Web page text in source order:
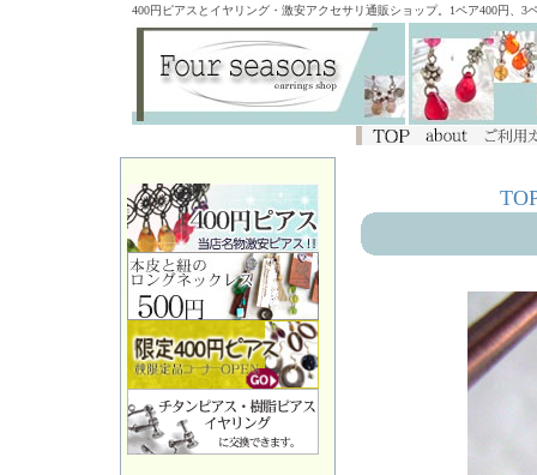
400円ピアスとイヤリング・激安アクセサリ通販ショップ。1ペア400円、